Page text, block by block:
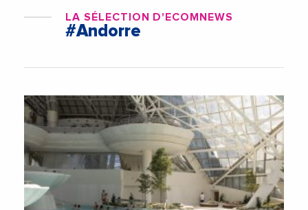
LA SÉLECTION D'ECOMNEWS
#Andorre